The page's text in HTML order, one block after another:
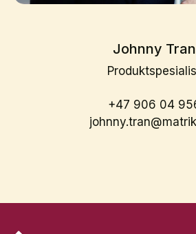
Johnny Tran
+47 906 04